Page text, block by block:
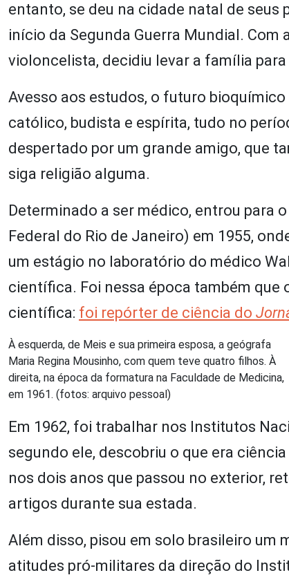
entanto, se deu na cidade natal de seus
início da Segunda Guerra Mundial.
violoncelista, decidiu levar a família
Avesso aos estudos, o futuro
católico, budista e espírita, tudo no
despertado por um grande amigo, que
siga religião alguma.
Determinado a ser médico, entrou para
Federal do Rio de Janeiro) em 1955,
um estágio no laboratório do médico
científica. Foi nessa época também
científica: foi repórter de ciência do
À esquerda, de Meis e sua primeira esposa, a geógrafa
Maria Regina Mousinho, com quem teve quatro filhos. À
direita, na época da formatura na Faculdade de Medicina,
em 1961. (fotos: arquivo pessoal)
Em 1962, foi trabalhar nos Institutos
segundo ele, descobriu o que era
nos dois anos que passou no exterior,
artigos durante sua estada.
Além disso, pisou em solo brasileiro um
atitudes pró-militares da direção do